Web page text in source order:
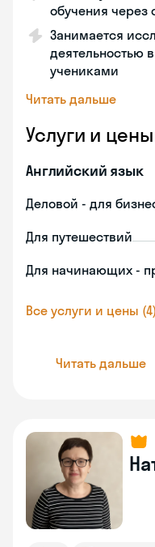
обучения через
Занимается
деятельностью
учениками
Читать дальше
Услуги и цены
Английский язык
Деловой - для
Для путешествий
Для начинающих -
Все услуги и цены (4)
Читать дальше